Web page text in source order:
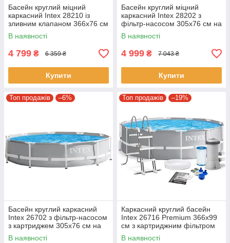
Басейн круглий міцний
каркасний Intex 28210 із
зливним клапаном 366х76 см
на 6503 л синій
В наявності
4 799 ₴ 6 359 ₴
Купити
Басейн круглий міцний
каркасний Intex 28202 з
фільтр-насосом 305х76 см на
4485 л синій
В наявності
4 999 ₴ 7 043 ₴
Купити
Топ продажів –6%
Басейн круглий каркасний
Intex 26702 з фільтр-насосом
з картриджем 305x76 см на
4485 л сірий
В наявності
Топ продажів –19%
Каркасний круглий басейн
Intex 26716 Premium 366х99
см з картриджним фільтром
та сходами на 8592 л сірий
В наявності